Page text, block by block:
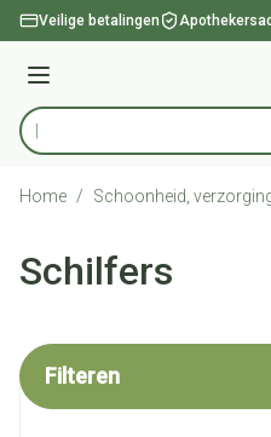
Ga naar de inhoud
Veilige betalingen
Menu
Product, merk, categorie...
Home / Schoonheid,
Schilfers
Filteren